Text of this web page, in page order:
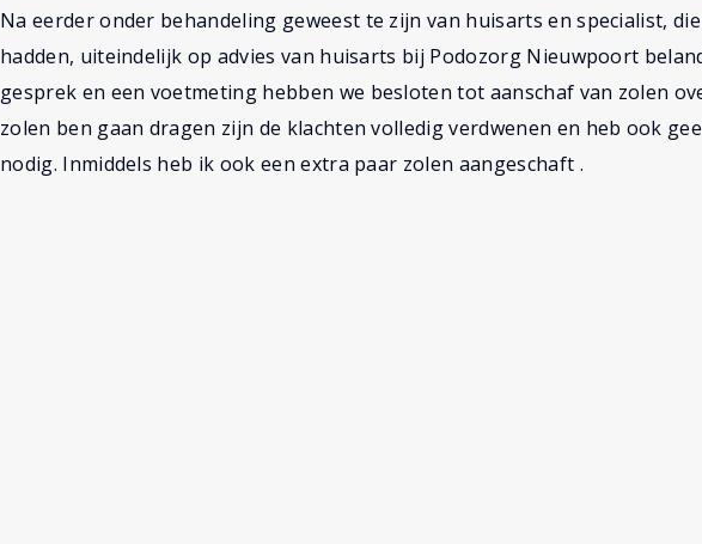
Na eerder onder behandeling geweest te zijn van huisarts en specialist,
hadden, uiteindelijk op advies van huisarts bij Podozorg Nieuwpoort
gesprek en een voetmeting hebben we besloten tot aanschaf van zolen
zolen ben gaan dragen zijn de klachten volledig verdwenen en heb ook
nodig. Inmiddels heb ik ook een extra paar zolen aangeschaft .